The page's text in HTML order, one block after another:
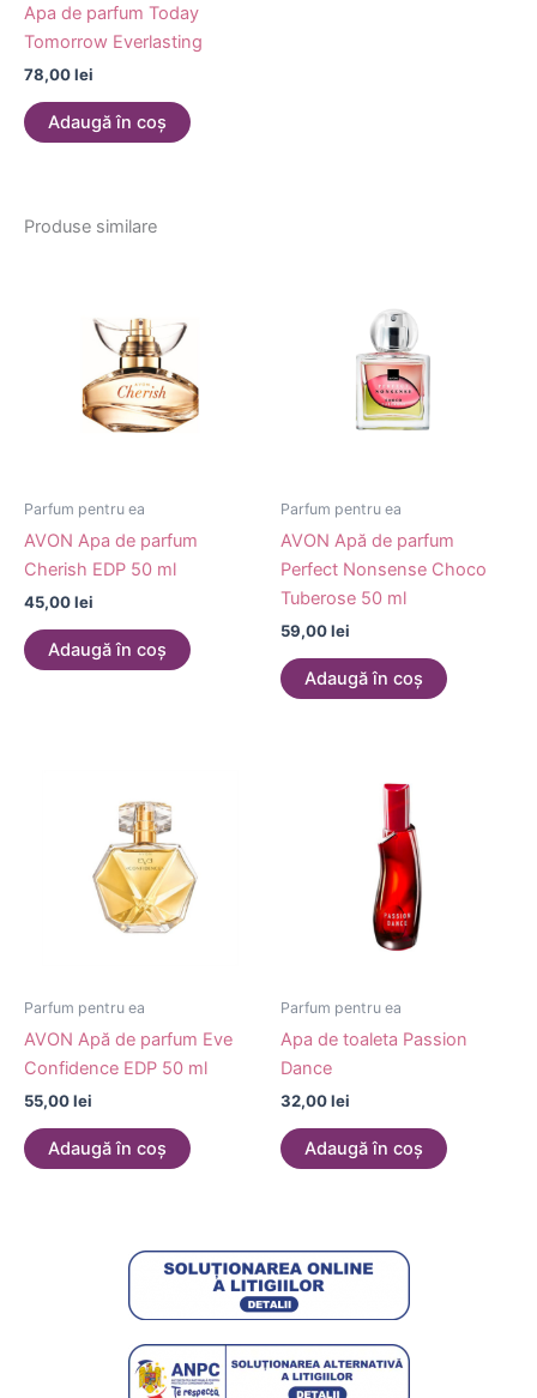
Apa de parfum Today
Tomorrow Everlasting
78,00lei
Adaugă în coș
Produse similare
Parfum pentru ea
AVON Apa de parfum
Cherish EDP 50 ml
45,00lei
Adaugă în coș
Parfum pentru ea
AVON Apă de parfum
Perfect Nonsense Choco
Tuberose 50 ml
59,00lei
Adaugă în coș
Parfum pentru ea
AVON Apă de parfum Eve
Confidence EDP 50 ml
55,00lei
Adaugă în coș
Parfum pentru ea
Apa de toaleta Passion
Dance
32,00lei
Adaugă în coș